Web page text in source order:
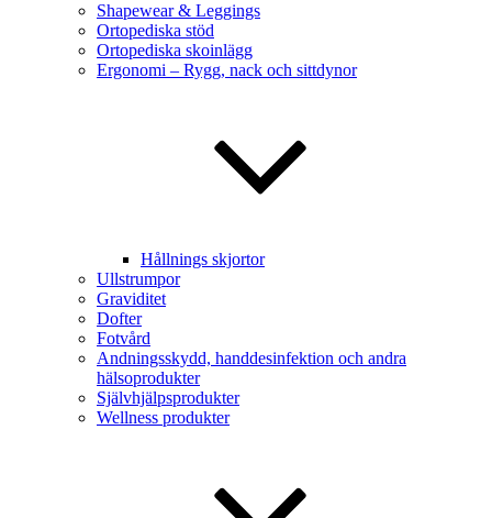
Shapewear & Leggings
Ortopediska stöd
Ortopediska skoinlägg
Ergonomi – Rygg, nack och sittdynor
Hållnings skjortor
Ullstrumpor
Graviditet
Dofter
Fotvård
Andningsskydd, handdesinfektion och andra
hälsoprodukter
Självhjälpsprodukter
Wellness produkter